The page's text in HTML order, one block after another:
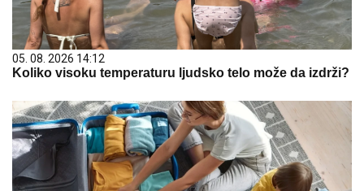
05. 08. 2026 14:12
Koliko visoku temperaturu ljudsko telo može da izdrži?